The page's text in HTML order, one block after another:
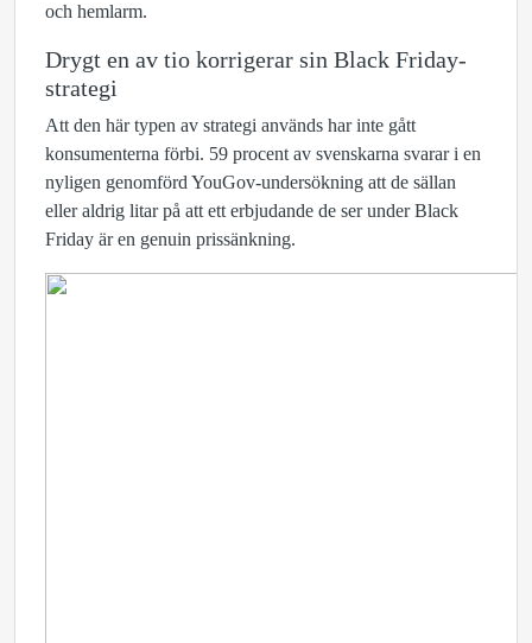
och hemlarm.
Drygt en av tio korrigerar sin Black Friday-
strategi
Att den här typen av strategi används har inte gått
konsumenterna förbi. 59 procent av svenskarna svarar i en
nyligen genomförd YouGov-undersökning att de sällan
eller aldrig litar på att ett erbjudande de ser under Black
Friday är en genuin prissänkning.